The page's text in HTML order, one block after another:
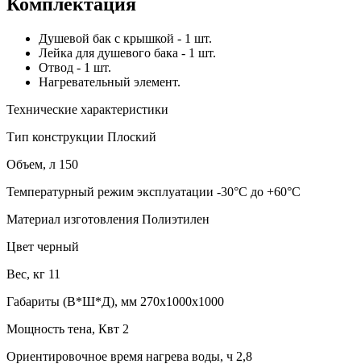
Душевой бак с крышкой - 1 шт.
Лейка для душевого бака - 1 шт.
Отвод - 1 шт.
Нагревательный элемент.
Технические характеристики
Тип конструкции Плоский
Объем, л 150
Температурный режим эксплуатации -30°C до +60°C
Материал изготовления Полиэтилен
Цвет черный
Вес, кг 11
Габариты (В*Ш*Д), мм 270х1000х1000
Мощность тена, Квт 2
Ориентировочное время нагрева воды, ч 2,8